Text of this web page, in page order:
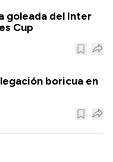
goleada del Inter
Cup
boricua en